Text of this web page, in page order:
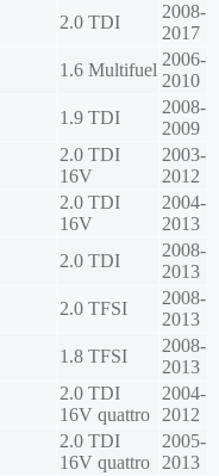
2.0 TDI
2008-
2017
1.6 Multifuel
2006-
2010
1.9 TDI
2008-
2009
2.0 TDI
16V
2003-
2012
2.0 TDI
16V
2004-
2013
2.0 TDI
2008-
2013
2.0 TFSI
2008-
2013
1.8 TFSI
2008-
2013
2.0 TDI
16V quattro
2004-
2012
2.0 TDI
16V quattro
2005-
2013